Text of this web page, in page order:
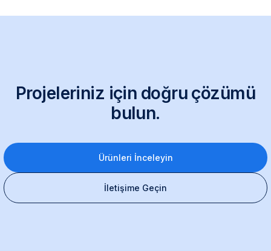
Projeleriniz için doğru çözümü
bulun.
Ürünleri İnceleyin
İletişime Geçin